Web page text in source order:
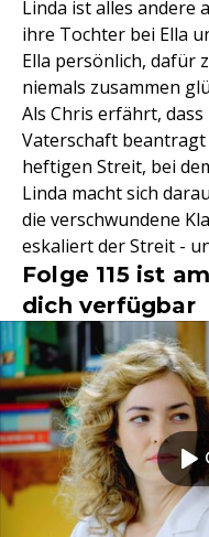
Linda ist alles andere
ihre Tochter bei Ella
Ella persönlich, dafür
niemals zusammen
Als Chris erfährt,
Vaterschaft
heftigen Streit, bei
Linda macht sich
die verschwundene
eskaliert der Streit -
Folge 115 ist
dich verfügbar